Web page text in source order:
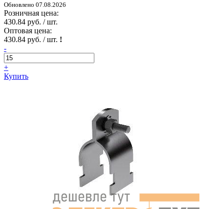
Обновлено 07.08.2026
Розничная цена:
430.84 руб. / шт.
Оптовая цена:
430.84 руб. / шт. !
-
+
Купить